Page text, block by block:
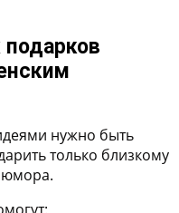
нужно быть
только близкому
юмора.